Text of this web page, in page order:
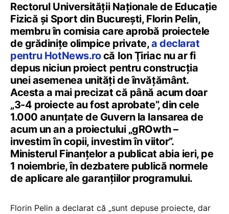
Rectorul Universității Naționale de Educație
Fizică și Sport din București, Florin Pelin,
membru în comisia care aprobă proiectele
de grădiniţe olimpice private,a declarat
pentru HotNews.rocă Ion Ţiriac nu ar fi
depus niciun proiect pentru construcţia
unei asemenea unităţi de învăţământ.
Acesta a mai precizat că până acum doar
„3-4 proiecte au fost aprobate”, din cele
1.000 anunţate de Guvern la lansarea de
acum un an a proiectului „gROwth –
investim în copii, investim în viitor”.
Ministerul Finanţelor a publicat abia ieri, pe
1 noiembrie, în dezbatere publică normele
de aplicare ale garanțiilor programului.
Florin Pelin a declarat că „sunt depuse proiecte, dar